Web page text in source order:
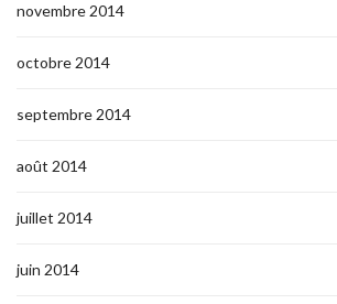
novembre 2014
octobre 2014
septembre 2014
août 2014
juillet 2014
juin 2014